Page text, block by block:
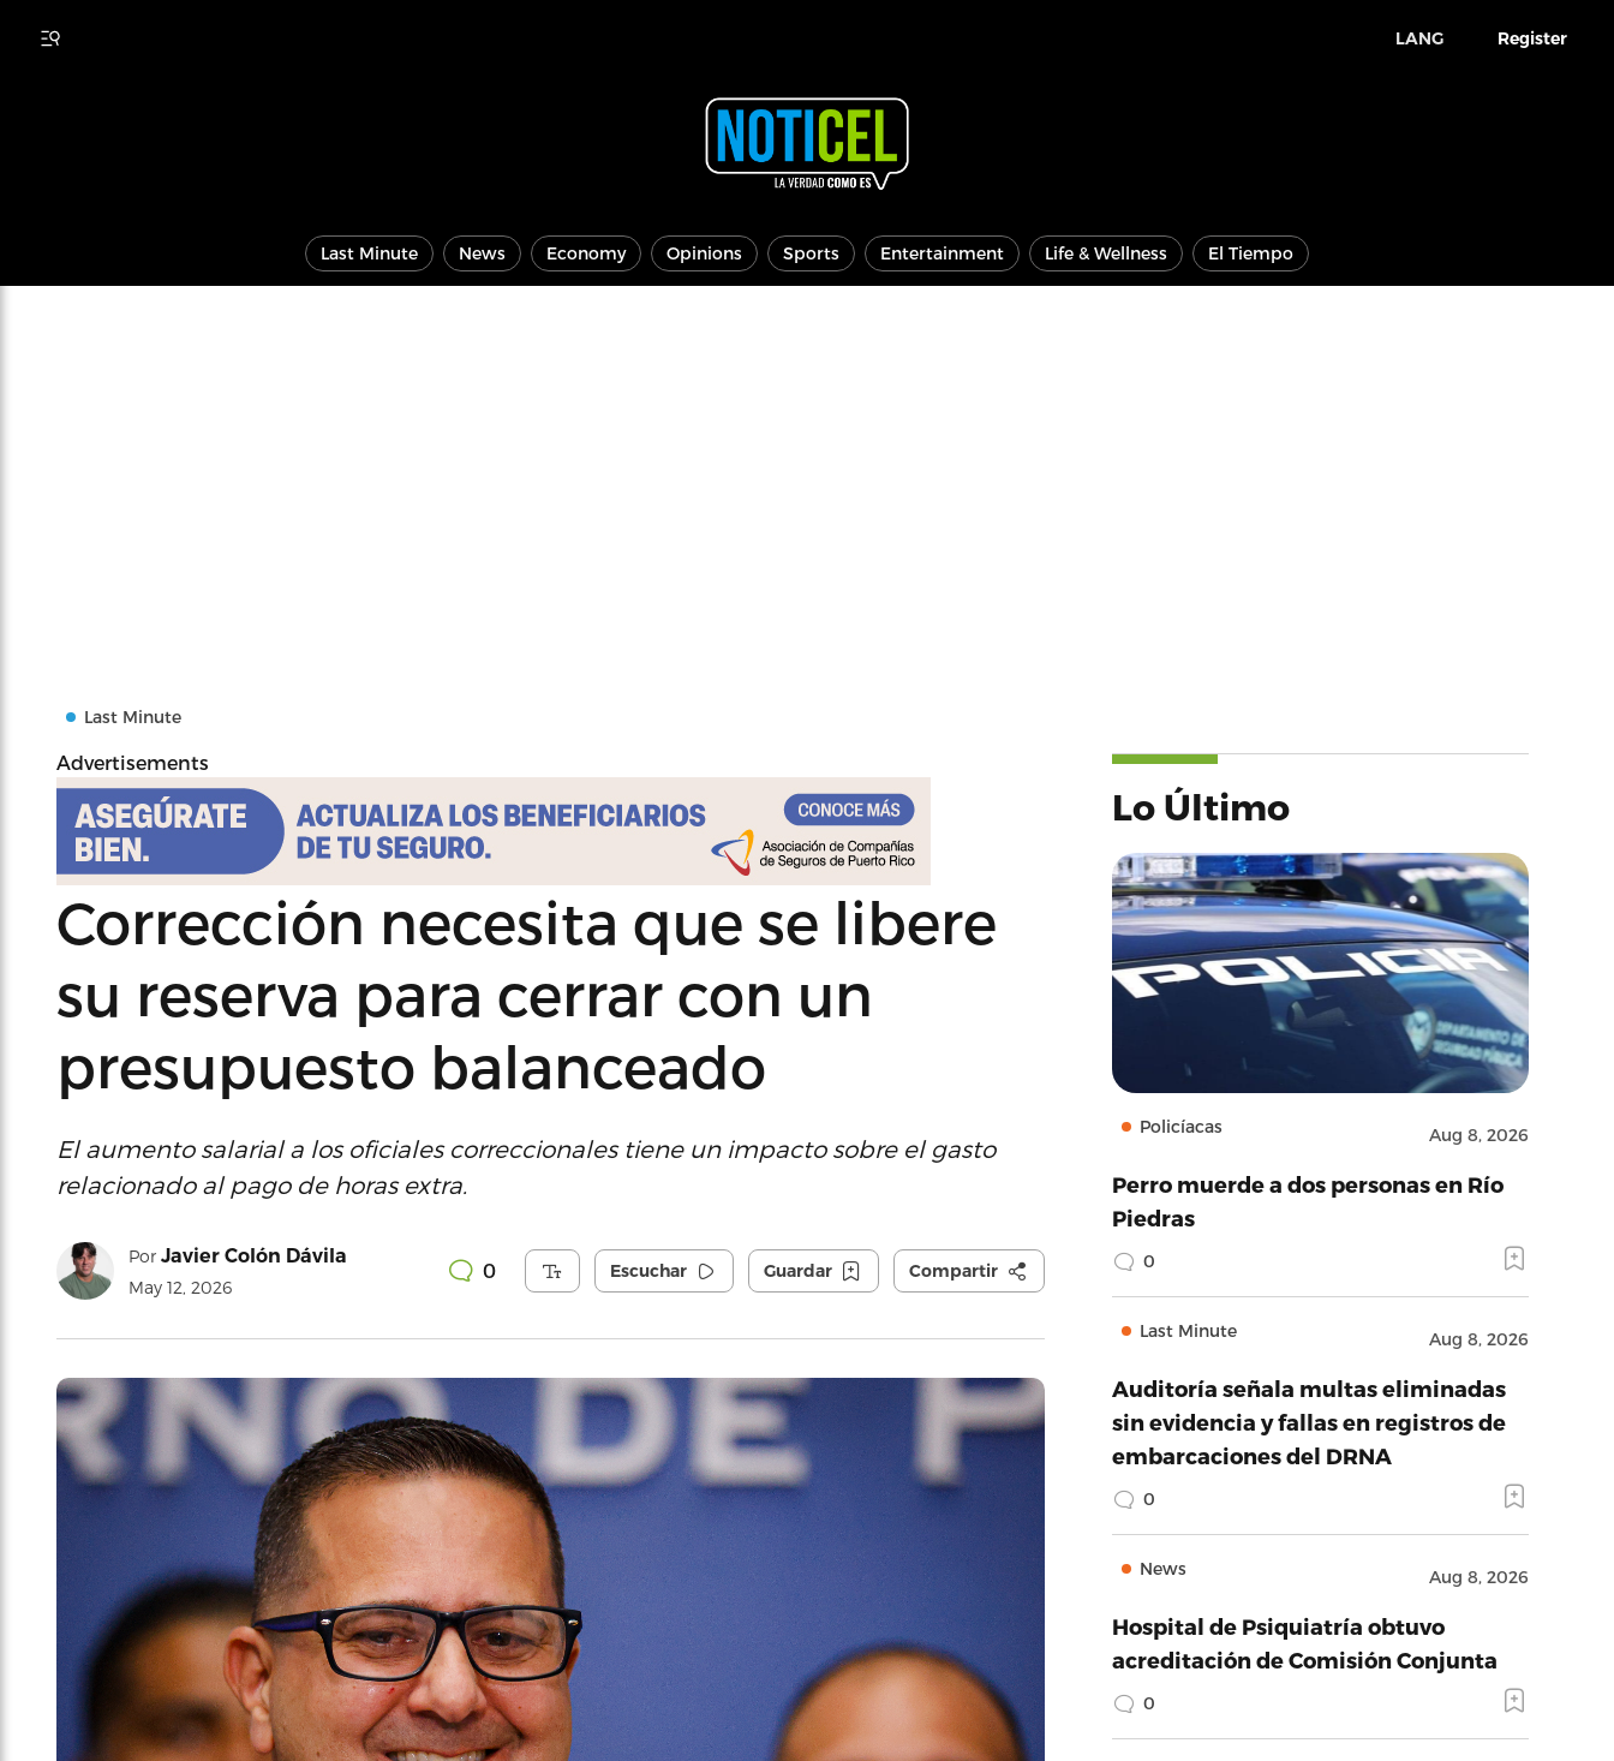
LANG Register
Last Minute News Economy Opinions Sports Entertainment Life & Wellness El Tiempo
Last Minute
Advertisements
Corrección necesita que se libere
su reserva para cerrar con un
presupuesto balanceado
El aumento salarial a los oficiales correccionales tiene un impacto sobre el gasto
relacionado al pago de horas extra.
Por Javier Colón Dávila
May 12, 2026
0 Escuchar Guardar Compartir
Lo Último
Policíacas Aug 8, 2026
Perro muerde a dos personas en Río
Piedras
0
Last Minute Aug 8, 2026
Auditoría señala multas eliminadas
sin evidencia y fallas en registros de
embarcaciones del DRNA
0
News Aug 8, 2026
Hospital de Psiquiatría obtuvo
acreditación de Comisión Conjunta
0